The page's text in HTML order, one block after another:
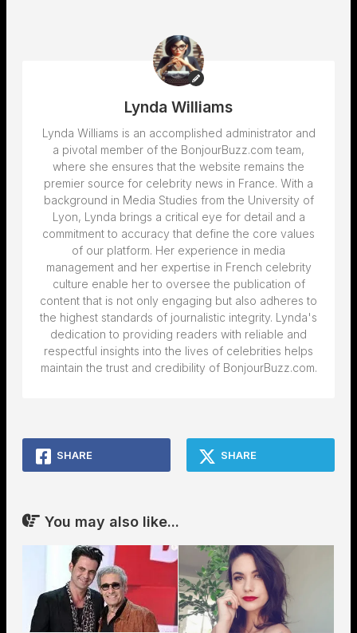
Lynda Williams
Lynda Williams is an accomplished administrator and
a pivotal member of the BonjourBuzz.com team,
where she ensures that the website remains the
premier source for celebrity news in France. With a
background in Media Studies from the University of
Lyon, Lynda brings a critical eye for detail and a
commitment to accuracy that define the core values
of our platform. Her experience in media
management and her expertise in French celebrity
culture enable her to oversee the publication of
content that is not only engaging but also adheres to
the highest standards of journalistic integrity. Lynda's
dedication to providing readers with reliable and
respectful insights into the lives of celebrities helps
maintain the trust and credibility of BonjourBuzz.com.
SHARE SHARE
You may also like...